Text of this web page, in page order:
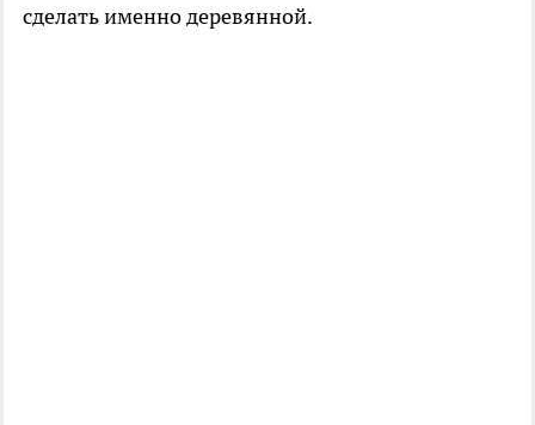
сделать именно деревянной.